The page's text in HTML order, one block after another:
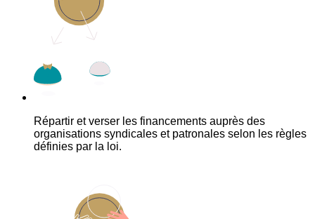
Répartir et verser les financements auprès des
organisations syndicales et patronales selon les règles
définies par la loi.